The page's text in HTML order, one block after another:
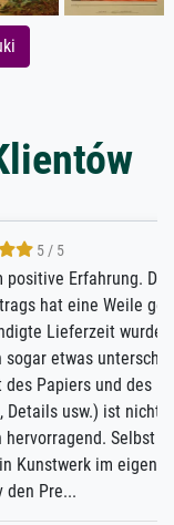
die
Die
gut,
Druck ist